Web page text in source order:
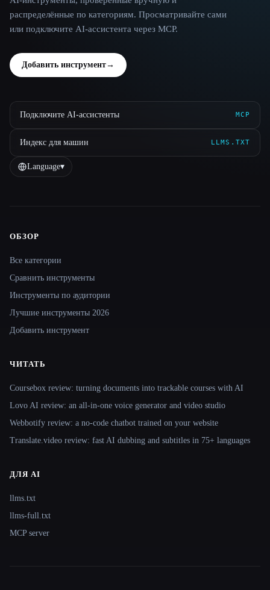
распределённые по категориям. Просматривайте сами
или подключите AI-ассистента через MCP.
Добавить инструмент→
Подключите AI-ассистенты MCP
Индекс для машин LLMS.TXT
Language▾
Site navigation
ОБЗОР
Все категории
Сравнить инструменты
Инструменты по аудитории
Лучшие инструменты 2026
Добавить инструмент
ЧИТАТЬ
Coursebox review: turning documents into trackable courses with AI
Lovo AI review: an all-in-one voice generator and video studio
Webbotify review: a no-code chatbot trained on your website
Translate.video review: fast AI dubbing and subtitles in 75+ languages
ДЛЯ AI
llms.txt
llms-full.txt
MCP server